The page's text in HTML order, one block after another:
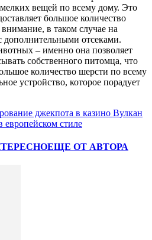
вещей по всему дому. Это
большое количество
в таком случае на
дополнительными отсеками.
– именно она позволяет
собственного питомца, что
количество шерсти по всему
устройство, которое порадует
джекпота в казино Вулкан
европейском стиле
ЕЩЕ ОТ АВТОРА